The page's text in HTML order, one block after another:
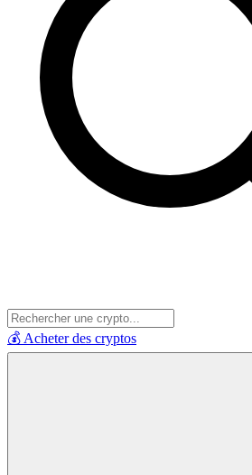
💰 Acheter des cryptos